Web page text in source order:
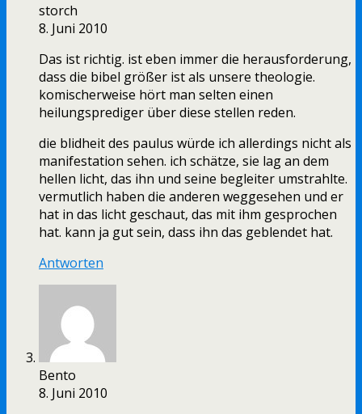
storch
8. Juni 2010
Das ist richtig. ist eben immer die herausforderung,
dass die bibel größer ist als unsere theologie.
komischerweise hört man selten einen
heilungsprediger über diese stellen reden.
die blidheit des paulus würde ich allerdings nicht als
manifestation sehen. ich schätze, sie lag an dem
hellen licht, das ihn und seine begleiter umstrahlte.
vermutlich haben die anderen weggesehen und er
hat in das licht geschaut, das mit ihm gesprochen
hat. kann ja gut sein, dass ihn das geblendet hat.
Antworten
Bento
8. Juni 2010